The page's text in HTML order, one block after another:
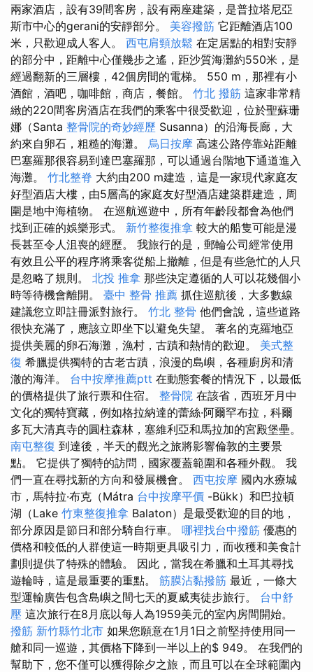
兩家酒店，設有39間客房，設有兩座建築，是普拉塔尼亞
斯市中心的gerani的安靜部分。 美容撥筋 它距離酒店100
米，只歡迎成人客人。 西屯肩頸放鬆 在定居點​​的相對安靜
的部分中，距離中心僅幾步之遙，距沙質海灘約550米，是
經過翻新的三層樓，42個房間的電梯。 550 m，那裡有小
酒館，酒吧，咖啡館，商店，餐館。 竹北 撥筋 這家非常精
緻的220間客房酒店在我們的乘客中很受歡迎，位於聖蘇珊
娜（Santa 整骨院的奇妙經歷 Susanna）的沿海長廊，大
約來自卵石，粗糙的海灘。 烏日按摩 高速公路停靠站距離
巴塞羅那很容易到達巴塞羅那，可以通過台階地下通道進入
海灘。 竹北整脊 大約由200 m建造，這是一家現代家庭友
好型酒店大樓，由5層高的家庭友好型酒店建築群建造，周
圍是地中海植物。 在巡航巡遊中，所有年齡段都會為他們
找到正確的娛樂形式。 新竹整復推拿 較大的船隻可能是漫
長甚至令人沮喪的經歷。 我旅行的是，郵輪公司經常使用
有效且公平的程序將乘客從船上撤離，但是有些急忙的人只
是忽略了規則。 北投 推拿 那些決定遵循的人可以花幾個小
時等待機會離開。 臺中 整骨 推薦 抓住巡航後，大多數線
建議您立即註冊派對旅行。 竹北 整骨 他們會說，這些道路
很快充滿了，應該立即坐下以避免失望。 著名的克羅地亞
提供美麗的卵石海灘，漁村，古蹟和熱情的歡迎。 美式整
復 希臘提供獨特的古老古蹟，浪漫的島嶼，各種廚房和清
澈的海洋。 台中按摩推薦ptt 在動態套餐的情況下，以最低
的價格提供了旅行票和住宿。 整骨院 在該省，西班牙月中
文化的獨特寶藏，例如格拉納達的蕾絲·阿爾罕布拉，科爾
多瓦大清真寺的圓柱森林，塞維利亞和馬拉加的宮殿堡壘。
南屯整復 到達後，半天的觀光之旅將影響倫敦的主要景
點。 它提供了獨特的訪問，國家覆蓋範圍和各種外觀。 我
們一直在尋找新的方向和發展機會。 西屯按摩 國內水療城
市，馬特拉·布克（Mátra 台中按摩平價 -Bükk）和巴拉頓
湖（Lake 竹東整復推拿 Balaton）是最受歡迎的目的地，
部分原因是節日和部分騎自行車。 哪裡找台中撥筋 優惠的
價格和較低的人群使這一時期更具吸引力，而收穫和美食計
劃則提供了特殊的體驗。 因此，當我在希臘和土耳其尋找
遊輪時，這是最重要的重點。 筋膜沾黏撥筋 最近，一條大
型運輸廣告包含島嶼之間七天的夏威夷徒步旅行。 台中舒
壓 這次旅行在8月底以每人為1959美元的室內房間開始。
撥筋 新竹縣竹北市 如果您願意在1月1日之前堅持使用同一
艙和同一巡遊，其價格下降到一半以上的$ 949。 在我們的
幫助下，您不僅可以獲得除夕之旅，而且可以在全球範圍內